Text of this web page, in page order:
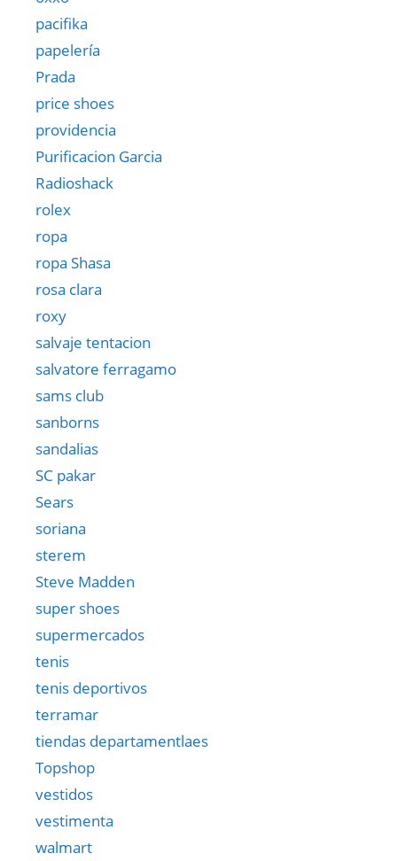
pacifika
papelería
Prada
price shoes
providencia
Purificacion Garcia
Radioshack
rolex
ropa
ropa Shasa
rosa clara
roxy
salvaje tentacion
salvatore ferragamo
sams club
sanborns
sandalias
SC pakar
Sears
soriana
sterem
Steve Madden
super shoes
supermercados
tenis
tenis deportivos
terramar
tiendas departamentlaes
Topshop
vestidos
vestimenta
walmart